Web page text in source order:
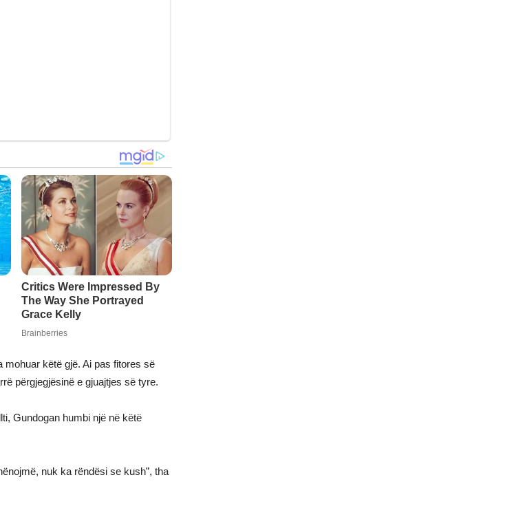
mohuar këtë gjë. Ai pas fitores së
përgjegjësinë e gjuajtjes së tyre.
Gundogan humbi një në këtë
nuk ka rëndësi se kush”, tha